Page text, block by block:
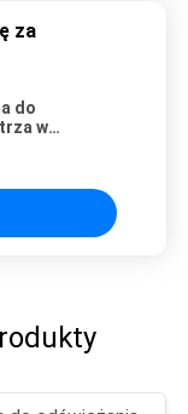
za
do
w